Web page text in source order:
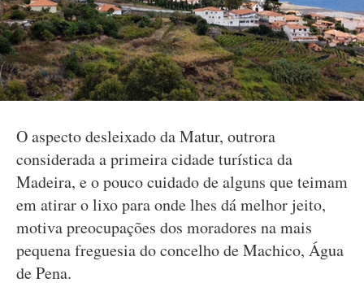
O aspecto desleixado da Matur, outrora
considerada a primeira cidade turística da
Madeira, e o pouco cuidado de alguns que teimam
em atirar o lixo para onde lhes dá melhor jeito,
motiva preocupações dos moradores na mais
pequena freguesia do concelho de Machico, Água
de Pena.